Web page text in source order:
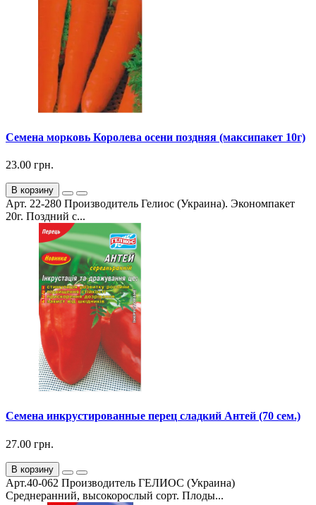
Семена морковь Королева осени поздняя (максипакет 10г)
23.00 грн.
В корзину
Арт. 22-280 Производитель Гелиос (Украина). Экономпакет
20г. Поздний с...
Семена инкрустированные перец сладкий Антей (70 сем.)
27.00 грн.
В корзину
Арт.40-062 Производитель ГЕЛИОС (Украина)
Среднеранний, высокорослый сорт. Плоды...